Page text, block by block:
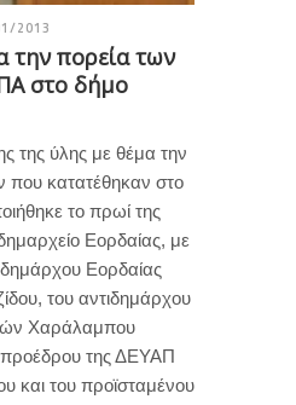
2013
την πορεία των
στο δήμο
της ύλης με θέμα την
που κατατέθηκαν στο
το πρωί της
Εορδαίας, με
Εορδαίας
του αντιδημάρχου
Χαράλαμπου
προέδρου της ΔΕΥΑΠ
και του προϊσταμένου